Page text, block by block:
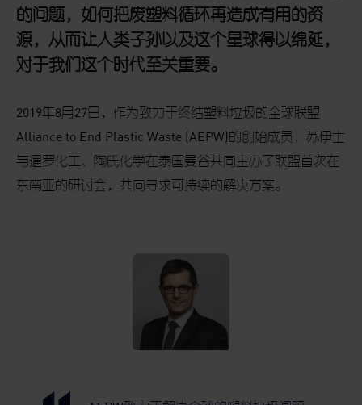
的问题，如何把废塑料循环再造成有用的资
源，从而让人类子孙以及这个星球得以绵延，
对于我们这个时代至关重要。
2019年8月27日，作为致力于终结塑料垃圾的全球联盟
Alliance to End Plastic Waste (AEPW)的创始成员，苏伊士
与暹罗化工、陶氏化学在泰国曼谷共同主办了联盟首次在
东南亚的研讨会，共同寻求可持续的解决方案。